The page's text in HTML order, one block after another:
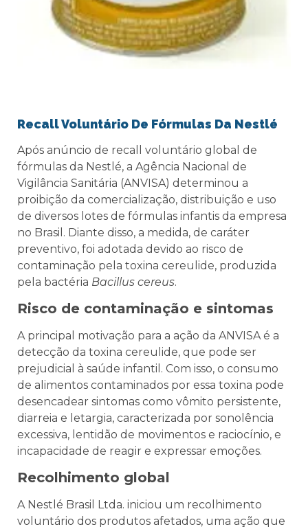
Recall Voluntário De Fórmulas Da Nestlé
Após anúncio de recall voluntário global de
fórmulas da Nestlé, a Agência Nacional de
Vigilância Sanitária (ANVISA) determinou a
proibição da comercialização, distribuição e uso
de diversos lotes de fórmulas infantis da empresa
no Brasil. Diante disso, a medida, de caráter
preventivo, foi adotada devido ao risco de
contaminação pela toxina cereulide, produzida
pela bactéria Bacillus cereus.
Risco de contaminação e sintomas
A principal motivação para a ação da ANVISA é a
detecção da toxina cereulide, que pode ser
prejudicial à saúde infantil. Com isso, o consumo
de alimentos contaminados por essa toxina pode
desencadear sintomas como vômito persistente,
diarreia e letargia, caracterizada por sonolência
excessiva, lentidão de movimentos e raciocínio, e
incapacidade de reagir e expressar emoções.
Recolhimento global
A Nestlé Brasil Ltda. iniciou um recolhimento
voluntário dos produtos afetados, uma ação que